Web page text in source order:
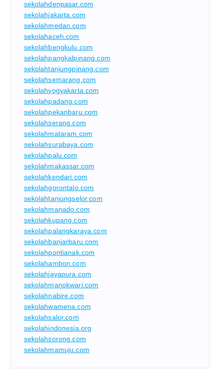
sekolahdenpasar.com
sekolahjakarta.com
sekolahmedan.com
sekolahaceh.com
sekolahbengkulu.com
sekolahpangkalpinang.com
sekolahtanjungpinang.com
sekolahsemarang.com
sekolahyogyakarta.com
sekolahpadang.com
sekolahpekanbaru.com
sekolahserang.com
sekolahmataram.com
sekolahsurabaya.com
sekolahpalu.com
sekolahmakassar.com
sekolahkendari.com
sekolahgorontalo.com
sekolahtanjungselor.com
sekolahmanado.com
sekolahkupang.com
sekolahpalangkaraya.com
sekolahbanjarbaru.com
sekolahpontianak.com
sekolahambon.com
sekolahjayapura.com
sekolahmanokwari.com
sekolahnabire.com
sekolahwamena.com
sekolahsalor.com
sekolahindonesia.org
sekolahsorong.com
sekolahmamuju.com